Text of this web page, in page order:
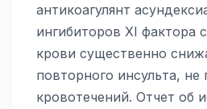
антикоагулянт
ингибиторов XI фактора
крови существенно
повторного инсульта,
кровотечений. Отчет об